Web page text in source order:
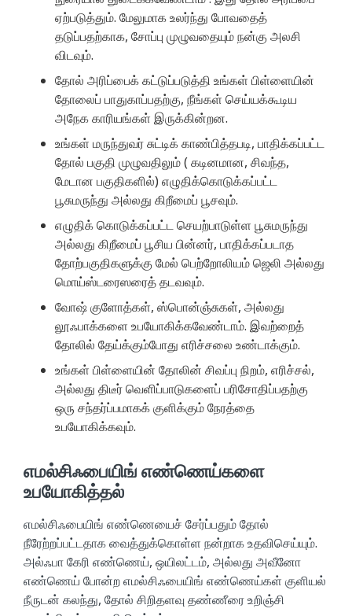
ஏற்படுத்தும். மேலுமாக உலர்ந்து போவதைத்
தடுப்பதற்காக, சோப்பு முழுவதையும் நன்கு அலசி
விடவும்.
தோல் அரிப்பைக் கட்டுப்படுத்தி உங்கள் பிள்ளையின்
தோலைப் பாதுகாப்பதற்கு, நீங்கள் செய்யக்கூடிய
அநேக காரியங்கள் இருக்கின்றன.
உங்கள் மருந்துவர் சுட்டிக் காண்பித்தபடி, பாதிக்கப்பட்ட
தோல் பகுதி முழுவதிலும் ( கடினமான, சிவந்த,
மேடான பகுதிகளில்) எழுதிக்கொடுக்கப்பட்ட
பூசுமருந்து அல்லது கிறீமைப் பூசவும்.
எழுதிக் கொடுக்கப்பட்ட செயற்பாடுள்ள பூசுமருந்து
அல்லது கிறீமைப் பூசிய பின்னர், பாதிக்கப்படாத
தோற்பகுதிகளுக்கு மேல் பெற்றோலியம் ஜெலி அல்லது
மொய்ஸ்டரைஸரைத் தடவவும்.
வோஷ் குளோத்கள், ஸ்பொன்ஞ்சுகள், அல்லது
லூஃபாக்களை உபயோகிக்கவேண்டாம். இவற்றைத்
தோலில் தேய்க்கும்போது எரிச்சலை உண்டாக்கும்.
உங்கள் பிள்ளையின் தோலின் சிவப்பு நிறம், எரிச்சல்,
அல்லது திடீர் வெளிப்பாடுகளைப் பரிசோதிப்பதற்கு
ஒரு சந்தர்ப்பமாகக் குளிக்கும் நேரத்தை
உபயோகிக்கவும்.
எமல்சிஃபையிங் எண்ணெய்களை
உபயோகித்தல்
எமல்சிஃபையிங் எண்ணெயைச் சேர்ப்பதும் தோல்
நீரேற்றப்பட்டதாக வைத்துக்கொள்ள நன்றாக உதவிசெய்யும்.
அல்ஃபா கேரி எண்ணெய், ஒயிலட்டம், அல்லது அவீனோ
எண்ணெய் போன்ற எமல்சிஃபையிங் எண்ணெய்கள் குளியல்
நீருடன் கலந்து, தோல் சிறிதளவு தண்ணீரை உறிஞ்சி